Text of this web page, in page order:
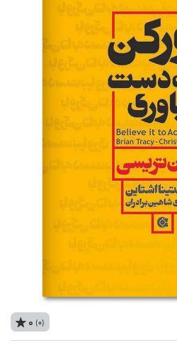
0 (0)